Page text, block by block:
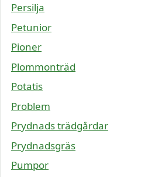
Persilja
Petunior
Pioner
Plommonträd
Potatis
Problem
Prydnads trädgårdar
Prydnadsgräs
Pumpor